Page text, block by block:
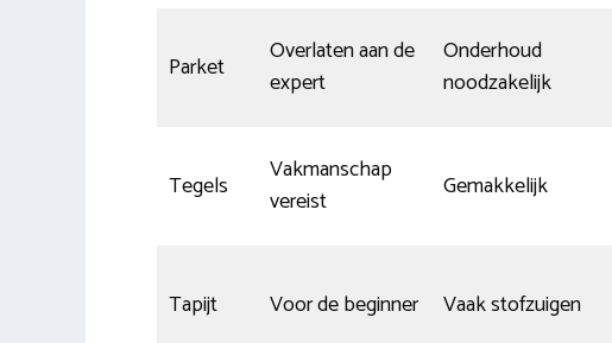
Parket
Overlaten aan de
expert
Onderhoud
noodzakelijk
Tegels
Vakmanschap
vereist
Gemakkelijk
Tapijt Voor de beginner Vaak stofzuigen